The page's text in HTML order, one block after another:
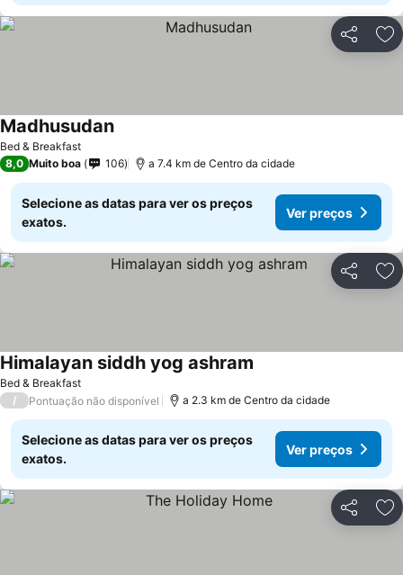
Partilhar
Bed & Breakfast
Madhusudan
8,0 Muito boa 106 a 7.4 km de Centro da cidade
Selecione as datas para ver os preços
exatos.
Ver preços
Partilhar
Bed & Breakfast
Himalayan siddh yog ashram
/ Pontuação não disponível a 2.3 km de Centro da cidade
Selecione as datas para ver os preços
exatos.
Ver preços
Partilhar